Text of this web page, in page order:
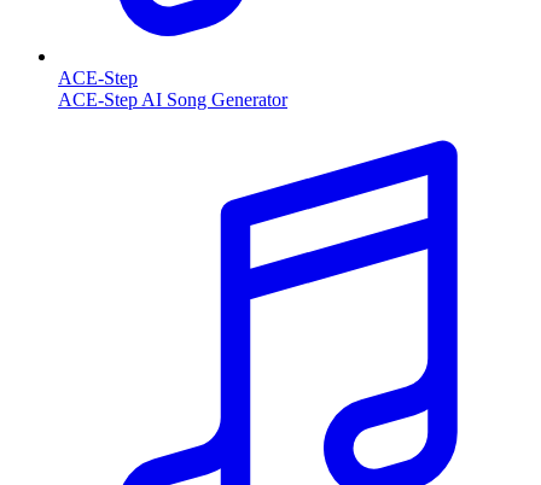
ACE-Step
ACE-Step AI Song Generator